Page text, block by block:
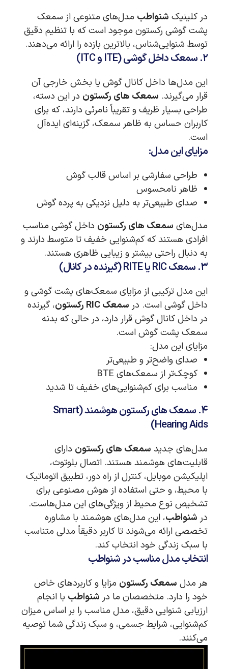
در کلینیک شنواطب مدل‌های متنوعی از سمعک
پشت گوشی رکستون موجود است که با تنظیم دقیق
توسط شنوایی‌شناس، بالاترین بازده را ارائه می‌دهند.
۲. سمعک داخل گوشی (ITE و ITC)
این مدل‌ها داخل کانال گوش یا بخش خارجی آن
قرار می‌گیرند. سمعک های رکستون در این دسته،
طراحی بسیار ظریف و تقریباً نامرئی دارند، که برای
کاربران حساس به ظاهر سمعک، گزینه‌ای ایده‌آل
است.
مزایای این مدل:
طراحی سفارشی بر اساس قالب گوش
ظاهر نامحسوس
صدای طبیعی‌تر به دلیل نزدیکی به پرده گوش
مدل‌های سمعک های رکستون داخل گوشی مناسب
افرادی هستند که کم‌شنوایی خفیف تا متوسط دارند و
به دنبال راحتی بیشتر و زیبایی ظاهری هستند.
۳. سمعک RIC یا RITE (گیرنده در کانال)
این مدل ترکیبی از مزایای سمعک‌های پشت گوشی و
داخل گوشی است. در سمعک RIC رکستون
، گیرنده
در داخل کانال گوش قرار دارد، در حالی که بدنه
سمعک پشت گوش است.
مزایای این مدل:
صدای واضح‌تر و طبیعی‌تر
کوچک‌تر از سمعک‌های BTE
مناسب برای کم‌شنوایی‌های خفیف تا شدید
۴. سمعک های رکستون هوشمند (Smart
Hearing Aids)
مدل‌های جدید سمعک های رکستون دارای
قابلیت‌های هوشمند هستند. اتصال بلوتوث،
اپلیکیشن موبایل، کنترل از راه دور، تطبیق اتوماتیک
با محیط، و حتی استفاده از هوش مصنوعی برای
تشخیص نوع محیط از ویژگی‌های این مدل‌هاست.
در شنواطب، این مدل‌های هوشمند با مشاوره
تخصصی ارائه می‌شوند تا کاربر دقیقاً مدلی متناسب
با سبک زندگی خود انتخاب کند.
انتخاب مدل مناسب در شنواطب
هر مدل سمعک رکستون مزایا و کاربردهای خاص
خود را دارد. متخصصان ما در شنواطب با انجام
ارزیابی شنوایی دقیق، مدل مناسب را بر اساس میزان
کم‌شنوایی، شرایط جسمی، و سبک زندگی شما توصیه
می‌کنند.